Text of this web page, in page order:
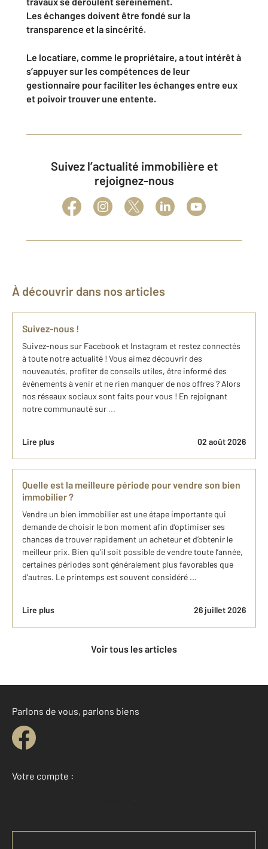
Les échanges doivent être fondé sur la
transparence et la sincérité.
Le locatiare, comme le propriétaire, a tout intérêt à
s’appuyer sur les compétences de leur
gestionnaire pour faciliter les échanges entre eux
et poivoir trouver une entente.
Suivez l’actualité immobilière et
rejoignez-nous
À découvrir dans nos articles
Suivez-nous !
Suivez-nous sur Facebook et Instagram et restez connectés
à toute notre actualité ! Vous aimez découvrir des
nouveautés, profiter de conseils utiles, être informé des
événements à venir et ne rien manquer de nos offres ? Alors
nos réseaux sociaux sont faits pour vous ! En rejoignant
notre communauté sur ...
Lire plus 02 août 2026
Quelle est la meilleure période pour vendre son bien
immobilier ?
Vendre un bien immobilier est une étape importante qui
demande de choisir le bon moment afin d’optimiser ses
chances de trouver rapidement un acheteur et d’obtenir le
meilleur prix. Bien qu’il soit possible de vendre toute l’année,
certaines périodes sont généralement plus favorables que
d’autres. Le printemps est souvent considéré ...
Lire plus 26 juillet 2026
Voir tous les articles
Parlons de vous, parlons biens
Votre compte :
Accéder à mon compte